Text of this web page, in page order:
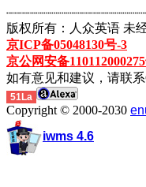
版权所有：人众英语 未
京ICP备05048130号-3
京公网安备
如有意见和建议，请联系
51La
Copyright © 2000-2030
iwms 4.6